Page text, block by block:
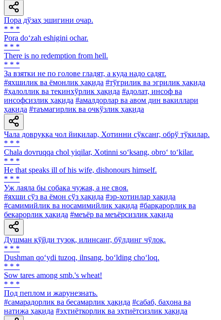
Пора дўзаҳ эшигини очар.
* * *
Pora do‘zah eshigini ochar.
* * *
There is no redemption from hell.
* * *
За взятки не по голове гладят, а куда надо садят.
#яхшилик ва ёмонлик ҳақида #тўғрилик ва эгрилик ҳақида
#ҳалоллик ва текинхўрлик ҳақида #адолат, инсоф ва
инсофсизлик ҳақида #амалдорлар ва авом дин вакиллари
ҳақида #таъмагирлик ва очкўзлик ҳақида
Чала довруққа чол йиқилар, Хотинни сўксанг, обрў тўкилар.
* * *
Chala dovruqqa chol yiqilar, Xotinni so‘ksang, obro‘ to‘kilar.
* * *
He that speaks ill of his wife, dishonours himself.
* * *
Уж лаяла бы собака чужая, а не своя.
#яхши сўз ва ёмон сўз ҳақида #эр-хотинлар ҳақида
#самимийлик ва носамимийлик ҳақида #барқарорлик ва
беқарорлик ҳақида #меъёр ва меъёрсизлик ҳақида
Душман қўйди тузоқ, илинсанг, бўлдинг чўлоқ.
* * *
Dushman qo‘ydi tuzoq, ilnsang, bo‘lding cho‘loq.
* * *
Sow tares among smb.'s wheat!
* * *
Под пеплом и жарунезнать.
#самарадорлик ва бесамарлик ҳақида #сабаб, баҳона ва
натижа ҳақида #эҳтиёткорлик ва эҳтиётсизлик ҳақида